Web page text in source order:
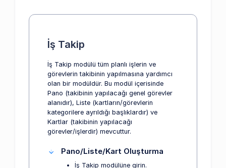
İş Takip
İş Takip modülü tüm planlı işlerin ve
görevlerin takibinin yapılmasına yardımcı
olan bir modüldür. Bu modül içerisinde
Pano (takibinin yapılacağı genel görevler
alanıdır), Liste (kartların/görevlerin
kategorilere ayrıldığı başlıklardır) ve
Kartlar (takibinin yapılacağı
görevler/işlerdir) mevcuttur.
Pano/Liste/Kart Oluşturma
İş Takip modülüne girin.